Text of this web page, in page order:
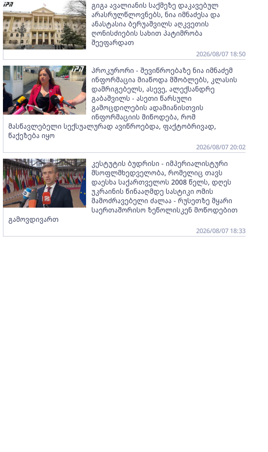
გიგა ავალიანის საქმეზე დაკავებულ
არასრულწლოვნებს, ნია იმნაძესა და
ანასტასია ბერუაშვილს აღკვეთის
ღონისძიების სახით პატიმრობა
შეეფარდათ
2026/08/07 18:50
პროკურორი - შევიწროებაზე ნია იმნაძემ
ინფორმაცია მიაწოდა მშობლებს, კლასის
დამრიგებელს, ასევე, ალექსანდრე
გაბაშვილს - ასეთი წარსული
გამოცდილების ადამიანისთვის
ინფორმაციის მიწოდება, რომ
მასწავლებელი სექსუალურად ავიწროებდა, ფაქტობრივად,
წაქეზება იყო
2026/08/07 20:02
კესტუტის ბუდრისი - იმპერიალისტური
მსოფლმხედველობა, რომელიც თავს
დაესხა საქართველოს 2008 წელს, დღეს
უკრაინის წინააღმდე სასტიკი ომის
მამოძრავებელი ძალაა - რუსეთზე მყარი
საერთაშორისო ზეწოლისკენ მოწოდებით
გამოვდივართ
2026/08/07 18:33